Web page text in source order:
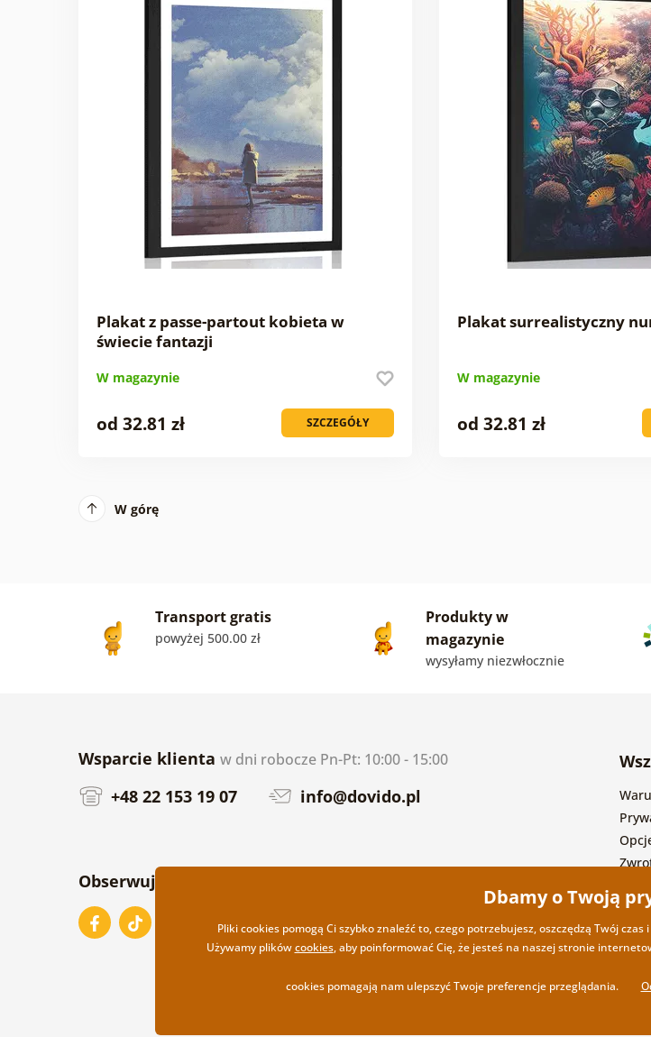
Plakat z passe-partout kobieta w
świecie fantazji
W magazynie
SZCZEGÓŁY
od 32.81 zł
Plakat surrealistyczny
W magazynie
od 32.81 zł
W górę
Transport gratis
powyżej 500.00 zł
Produkty w
magazynie
wysyłamy niezwłocznie
Wsparcie klienta w dni robocze Pn-Pt: 10:00 - 15:00
+48 22 153 19 07 info@dovido.pl
Obserwuj nas na
Dbamy o Twoją
Pliki cookies pomogą Ci szybko znaleźć to, czego potrzebujesz, oszczędzą Twój
Używamy plikówcookies, aby poinformować Cię, że jesteś na naszej stronie
cookies pomagają nam ulepszyć Twoje preferencje przeglądania.